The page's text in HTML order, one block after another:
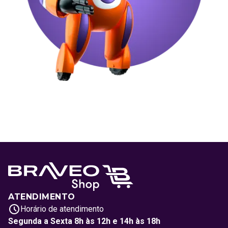
ATENDIMENTO
Horário de atendimento
Segunda a Sexta 8h às 12h e 14h às 18h